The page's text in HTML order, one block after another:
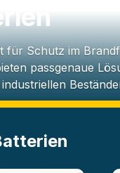
für Schutz im
passgenaue